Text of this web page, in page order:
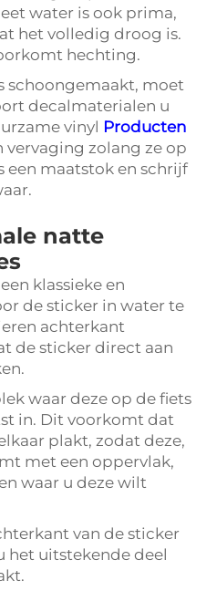
water is ook prima,
het volledig droog is.
hechting.
schoongemaakt, moet
decalmaterialen u
vinyl Producten
zolang ze op
een maatstok en schrijf
natte
klassieke en
de sticker in water te
achterkant
de sticker direct aan
waar deze op de fiets
in. Dit voorkomt dat
plakt, zodat deze,
met een oppervlak,
waar u deze wilt
van de sticker
het uitstekende deel